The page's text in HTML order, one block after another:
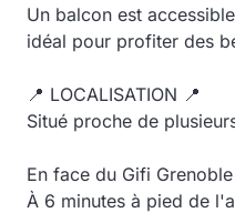
Un balcon est
idéal pour profiter des
📍 LOCALISATION 📍
Situé proche de
En face du Gifi
À 6 minutes à pied de